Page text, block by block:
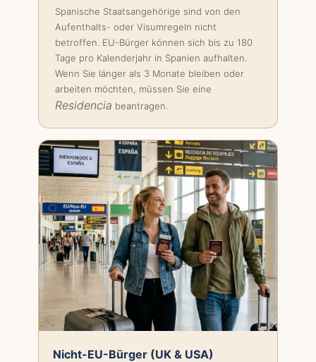
Spanische Staatsangehörige sind von den
Aufenthalts- oder Visumregeln nicht
betroffen. EU-Bürger können sich bis zu 180
Tage pro Kalenderjahr in Spanien aufhalten.
Wenn Sie länger als 3 Monate bleiben oder
arbeiten möchten, müssen Sie eine
Residencia beantragen.
Nicht-EU-Bürger (UK & USA)